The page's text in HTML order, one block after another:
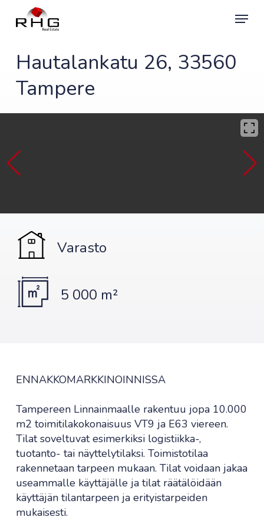
Menu
Hautalankatu 26, 33560
Tampere
Varasto
5 000 m²
ENNAKKOMARKKINOINNISSA
Tampereen Linnainmaalle rakentuu jopa 10.000
m2 toimitilakokonaisuus VT9 ja E63 viereen.
Tilat soveltuvat esimerkiksi logistiikka-,
tuotanto- tai näyttelytilaksi. Toimistotilaa
rakennetaan tarpeen mukaan. Tilat voidaan jakaa
useammalle käyttäjälle ja tilat räätälöidään
käyttäjän tilantarpeen ja erityistarpeiden
mukaisesti.